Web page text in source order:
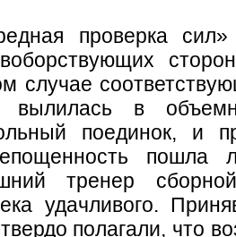
проверка
случае
вылилась в
поединок, и
тренер
удачливого.
твердо полагали, что